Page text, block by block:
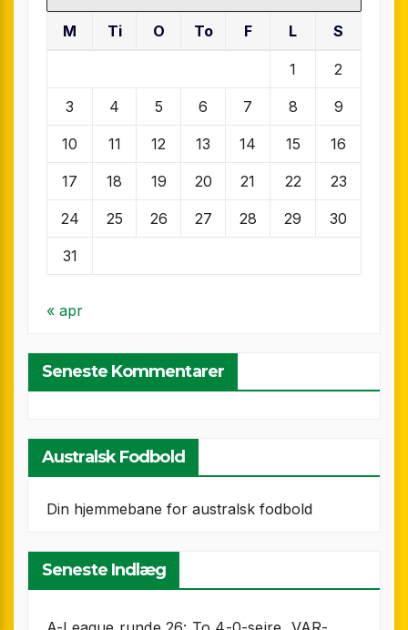
M Ti O To F L S
1 2
3 4 5 6 7 8 9
10 11 12 13 14 15 16
17 18 19 20 21 22 23
24 25 26 27 28 29 30
31
« apr
Seneste Kommentarer
Australsk Fodbold
Din hjemmebane for australsk fodbold
Seneste Indlæg